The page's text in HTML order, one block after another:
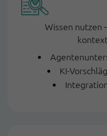
Wissen nutzen
KI-